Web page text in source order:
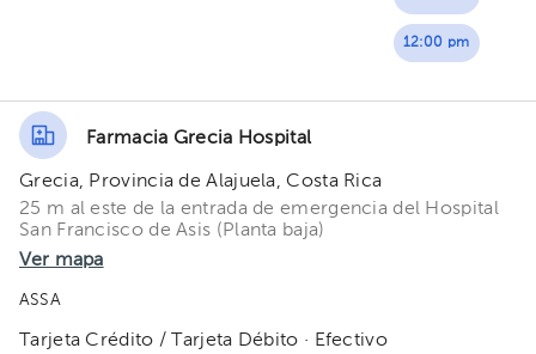
12:00 pm
Farmacia Grecia Hospital
Grecia, Provincia de Alajuela, Costa Rica
25 m al este de la entrada de emergencia del Hospital
San Francisco de Asis (Planta baja)
Ver mapa
ASSA
Tarjeta Crédito / Tarjeta Débito · Efectivo